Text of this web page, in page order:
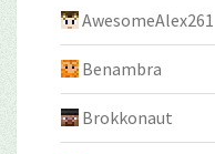
AwesomeAlex261
Benambra
Brokkonaut